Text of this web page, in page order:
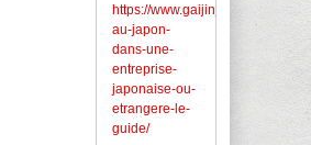
https://www.gaijinjapan.org/
au-japon-
dans-une-
entreprise-
japonaise-ou-
etrangere-le-
guide/